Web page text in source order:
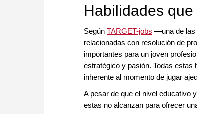
Habilidades
Según TARGET-jobs —una de las
relacionadas con resolución de
importantes para un joven
estratégico y pasión. Todas
inherente al momento de jugar
A pesar de que el nivel educativo
estas no alcanzan para ofrecer